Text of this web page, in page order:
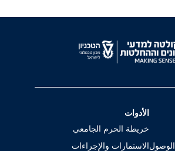
الأدوات
خريطة الحرم الجامعي
الاستمارات والإجراءات